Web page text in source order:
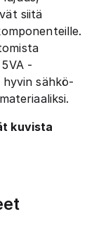
siitä
-
sähkö-
kuvista